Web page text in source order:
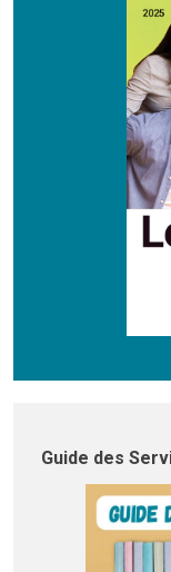
Guide des